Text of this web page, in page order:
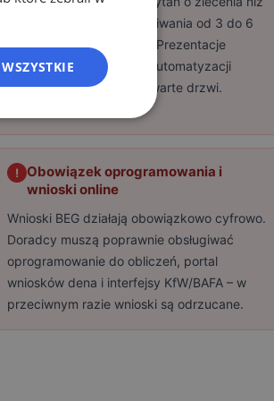
pojemności. Czasy oczekiwania od 3 do 6
miesięcy są standardem. Prezentacje
outsourcingu, obliczeń i automatyzacji
marketingu trafiają na otwarte drzwi.
!
Obowiązek oprogramowania i
wnioski online
Wnioski BEG działają obowiązkowo cyfrowo.
Doradcy muszą poprawnie obsługiwać
oprogramowanie do obliczeń, portal
wniosków dena i interfejsy KfW/BAFA – w
przeciwnym razie wnioski są odrzucane.
PL